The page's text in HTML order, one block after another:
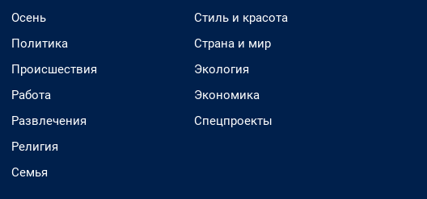
Осень
Политика
Происшествия
Работа
Развлечения
Религия
Семья
Стиль и красота
Страна и мир
Экология
Экономика
Спецпроекты